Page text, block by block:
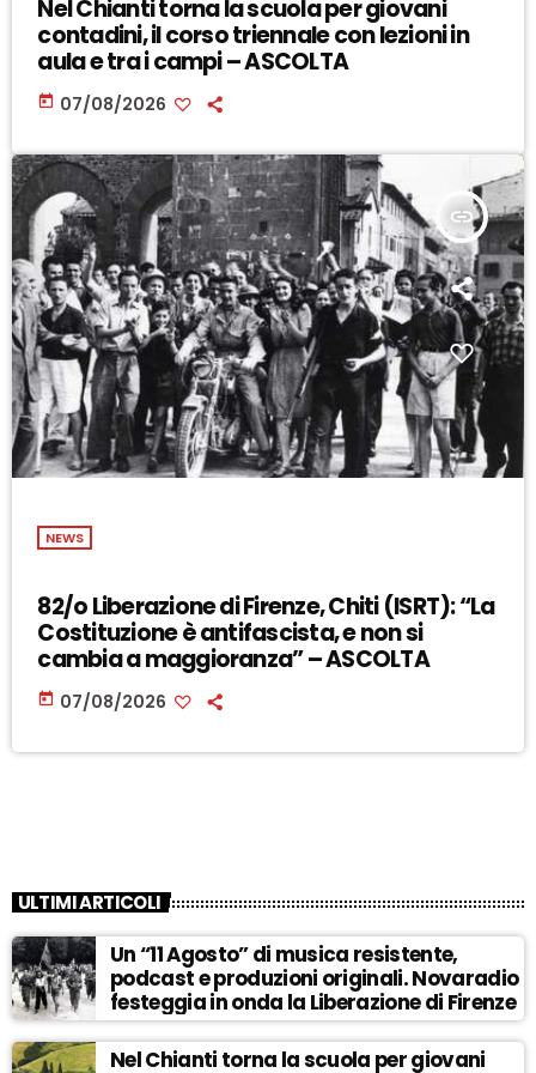
Nel Chianti torna la scuola per giovani
contadini, il corso triennale con lezioni in
aula e tra i campi – ASCOLTA
today 07/08/2026
insert_link
NEWS
82/o Liberazione di Firenze, Chiti (ISRT): “La
Costituzione è antifascista, e non si
cambia a maggioranza” – ASCOLTA
today 07/08/2026
ULTIMI ARTICOLI
Un “11 Agosto” di musica resistente,
podcast e produzioni originali. Novaradio
festeggia in onda la Liberazione di Firenze
Nel Chianti torna la scuola per giovani